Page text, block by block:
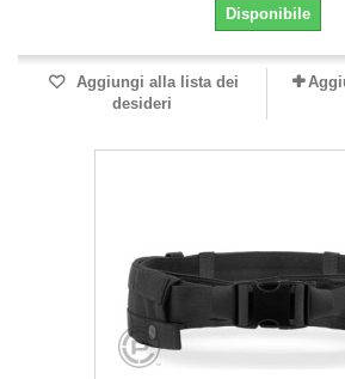
Disponibile
Aggiungi alla lista dei
desideri